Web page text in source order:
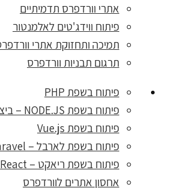
אתרי וורדפרס תדמיתיים
פיתוח ווידג'טים לאלמנטור
תמיכה ותחזוקת אתרי
תרגום תבניות וורדפרס
פיתוח בשפת PHP
פיתוח בשפת NODE.JS – ביצועים גבוהים
פיתוח בשפת Vue.js
פיתוח בשפת לארבל – Laravel
פיתוח בשפת ריאקט – React
אחסון אתרים לוורדפרס